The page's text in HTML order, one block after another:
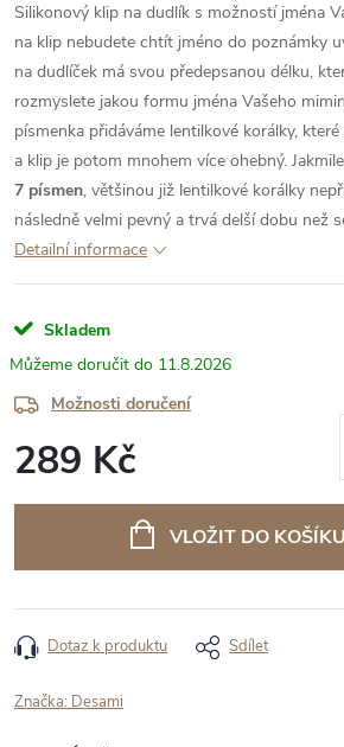
Silikonový klip na dudlík s možností jména
na klip nebudete chtít jméno do poznámky
na dudlíček má svou předepsanou délku,
rozmyslete jakou formu jména Vašeho
písmenka přidáváme lentilkové korálky,
a klip je potom mnohem více ohebný.
7 písmen, většinou již lentilkové korálky
následně velmi pevný a trvá delší dobu než
Detailní informace
Skladem
11.8.2026
Možnosti doručení
289 Kč
VLOŽIT DO KOŠÍKU
Dotaz k produktu Sdílet
Značka: Desami